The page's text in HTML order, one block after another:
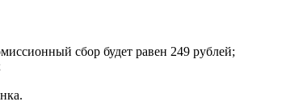
сбор будет равен 249 рублей;